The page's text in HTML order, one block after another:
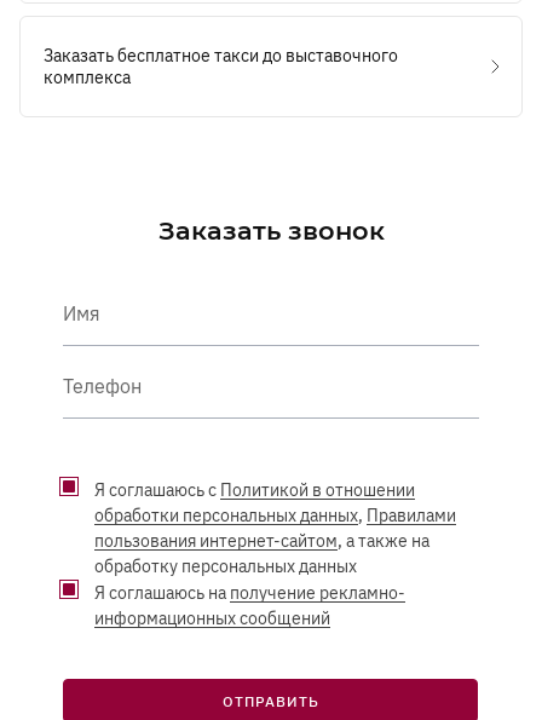
Заказать бесплатное такси до выставочного
комплекса
Заказать звонок
Имя
Телефон
Я соглашаюсь с Политикой в отношении
обработки персональных данных, Правилами
пользования интернет-сайтом, а также на
обработку персональных данных
Я соглашаюсь на получение рекламно-
информационных сообщений
ОТПРАВИТЬ